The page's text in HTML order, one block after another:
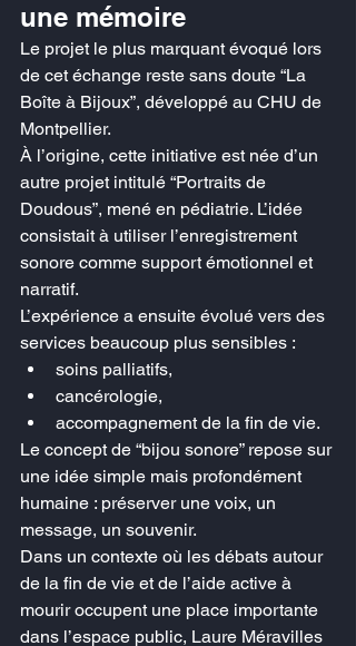
une mémoire
Le projet le plus marquant évoqué lors
de cet échange reste sans doute “La
Boîte à Bijoux”, développé au CHU de
Montpellier.
À l’origine, cette initiative est née d’un
autre projet intitulé “Portraits de
Doudous”, mené en pédiatrie. L’idée
consistait à utiliser l’enregistrement
sonore comme support émotionnel et
narratif.
L’expérience a ensuite évolué vers des
services beaucoup plus sensibles :
soins palliatifs,
cancérologie,
accompagnement de la fin de vie.
Le concept de “bijou sonore” repose sur
une idée simple mais profondément
humaine : préserver une voix, un
message, un souvenir.
Dans un contexte où les débats autour
de la fin de vie et de l’aide active à
mourir occupent une place importante
dans l’espace public, Laure Méravilles